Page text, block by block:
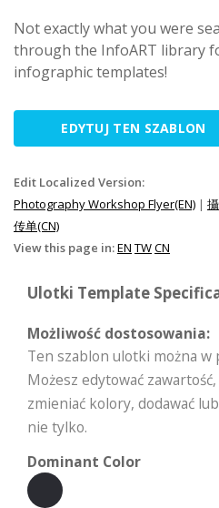
Not exactly what you were
through the InfoART library
infographic templates!
EDYTUJ TEN SZABLON
Edit Localized Version:
Photography Workshop Flyer(EN) |
传单(CN)
View this page in:EN TWCN
Ulotki Template
Możliwość dostosowania:
Ten szablon ulotki można w
Możesz edytować
zmieniać kolory, dodawać
nie tylko.
Dominant Color